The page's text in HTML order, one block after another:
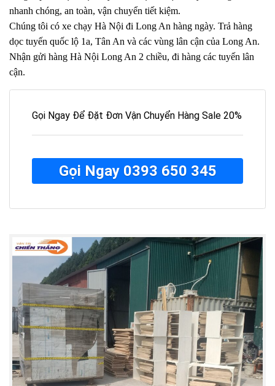
nhanh chóng, an toàn, vận chuyển tiết kiệm.
Chúng tôi có xe chạy Hà Nội đi Long An hàng ngày. Trả hàng
dọc tuyến quốc lộ 1a, Tân An và các vùng lân cận của Long An.
Nhận gửi hàng Hà Nội Long An 2 chiều, đi hàng các tuyến lân
cận.
Gọi Ngay Để Đặt Đơn Vận Chuyển Hàng Sale 20%
Gọi Ngay 0393 650 345